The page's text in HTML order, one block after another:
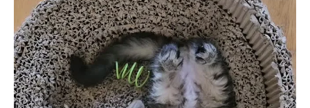
majesticmainecooncattery
Mei 30